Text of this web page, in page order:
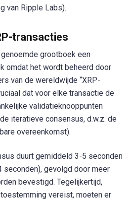
van Ripple Labs).
transacties
grootboek een
omdat het wordt beheerd door
van de wereldwijde “XRP-
dat voor elke transactie de
validatieknooppunten
iteratieve consensus, d.w.z. de
overeenkomst).
duurt gemiddeld 3-5 seconden
seconden), gevolgd door meer
bevestigd. Tegelijkertijd,
vereist, moeten er